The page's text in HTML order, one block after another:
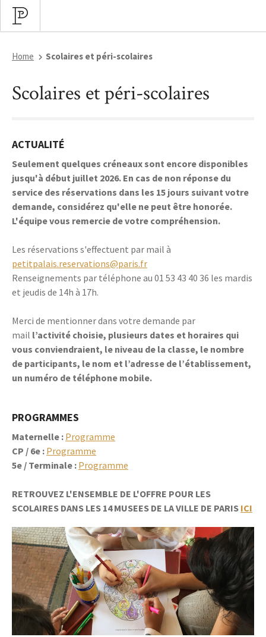
Home Scolaires et péri-scolaires
Scolaires et péri-scolaires
ACTUALITÉ
Seulement quelques créneaux sont encore disponibles
jusqu'à début juillet 2026. En cas de non réponse du
service des réservations dans les 15 jours suivant votre
demande, considérez qu'elle ne peut être honorée.
L'équipe vous remercie de votre compréhension.
Les réservations s'effectuent par mail à
petitpalais.reservations@paris.fr
Renseignements par téléphone au 01 53 43 40 36 les mardis
et jeudis de 14h à 17h.
Merci de mentionner dans votre demande par
mail l’activité choisie, plusieurs dates et horaires qui
vous conviendraient, le niveau de la classe, le nombre
de participants, le nom et l’adresse de l’établissement,
un numéro de téléphone mobile.
PROGRAMMES
Maternelle : Programme
CP / 6e : Programme
5e / Terminale : Programme
RETROUVEZ L'ENSEMBLE DE L'OFFRE POUR LES
SCOLAIRES DANS LES 14 MUSEES DE LA VILLE DE PARIS ICI